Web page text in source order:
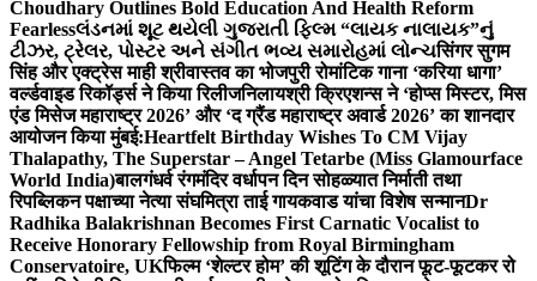
Choudhary Outlines Bold Education And Health Reform
Fearlessલંડનમાં શૂટ થયેલી ગુજરાતી ફિલ્મ “લાયક નાલાયક”નું
ટીઝર, ટ્રેલર, પોસ્ટર અને સંગીત ભવ્ય સમારોહમાં લોન્ચसिंगर सुगम
सिंह और एक्ट्रेस माही श्रीवास्तव का भोजपुरी रोमांटिक गाना ‘करिया धागा’
वर्ल्डवाइड रिकॉर्ड्स ने किया रिलीजनिलायश्री क्रिएशन्स ने ‘होप्स मिस्टर, मिस
एंड मिसेज महाराष्ट्र 2026’ और ‘द ग्रैंड महाराष्ट्र अवार्ड 2026’ का शानदार
आयोजन किया मुंबई:Heartfelt Birthday Wishes To CM Vijay
Thalapathy, The Superstar – Angel Tetarbe (Miss Glamourface
World India)बालगंधर्व रंगमंदिर वर्धापन दिन सोहळ्यात निर्माती तथा
रिपब्लिकन पक्षाच्या नेत्या संघमित्रा ताई गायकवाड यांचा विशेष सन्मानDr
Radhika Balakrishnan Becomes First Carnatic Vocalist to
Receive Honorary Fellowship from Royal Birmingham
Conservatoire, UKफिल्म ‘शेल्टर होम’ की शूटिंग के दौरान फूट-फूटकर रो